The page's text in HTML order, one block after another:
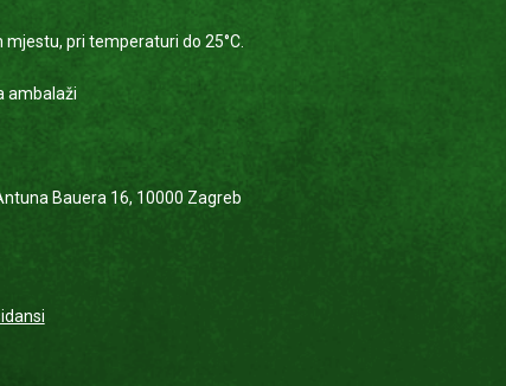
pri temperaturi do 25°C.
ambalaži
Bauera 16, 10000 Zagreb